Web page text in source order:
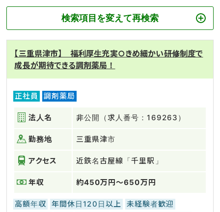
検索項目を変えて再検索
【三重県津市】 福利厚生充実○きめ細かい研修制度で
成長が期待できる調剤薬局！
正社員 調剤薬局
法人名 非公開（求人番号：169263）
勤務地 三重県津市
アクセス 近鉄名古屋線「千里駅」
年収 約450万円～650万円
高額年収 年間休日120日以上
未経験者歓迎